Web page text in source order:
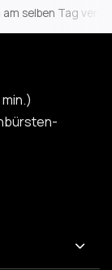
selben Tag